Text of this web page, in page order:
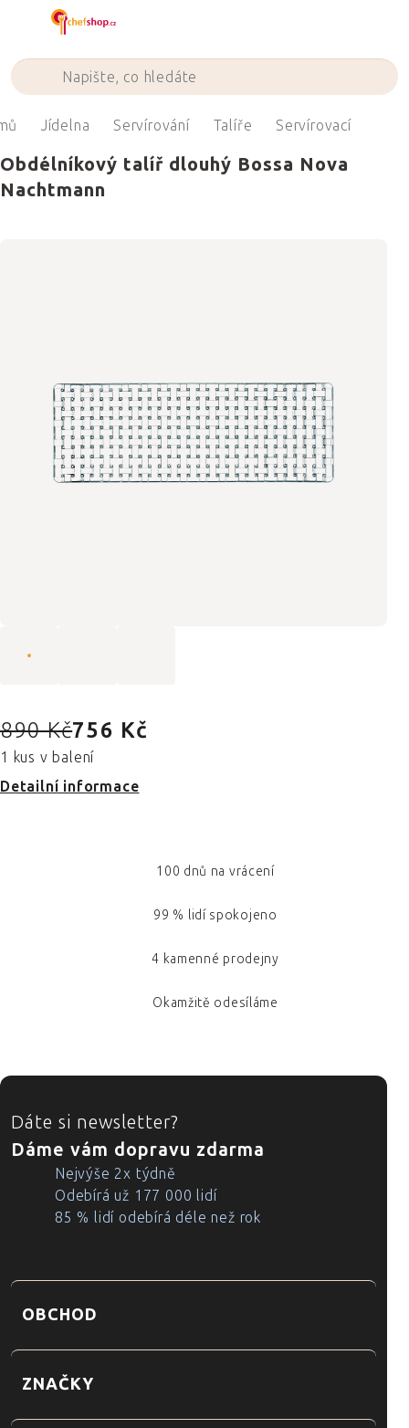
Jídelna Servírování Talíře Servírovací
Obdélníkový talíř dlouhý Bossa Nova
Nachtmann
890 Kč756 Kč
1 kus v balení
Detailní informace
100 dnů na vrácení
99 % lidí spokojeno
4 kamenné prodejny
Okamžitě odesíláme
ZÁPATÍ
Dáte si newsletter?
Dáme vám dopravu zdarma
Nejvýše 2x týdně
Odebírá už 177 000 lidí
85 % lidí odebírá déle než rok
OBCHOD
ZNAČKY